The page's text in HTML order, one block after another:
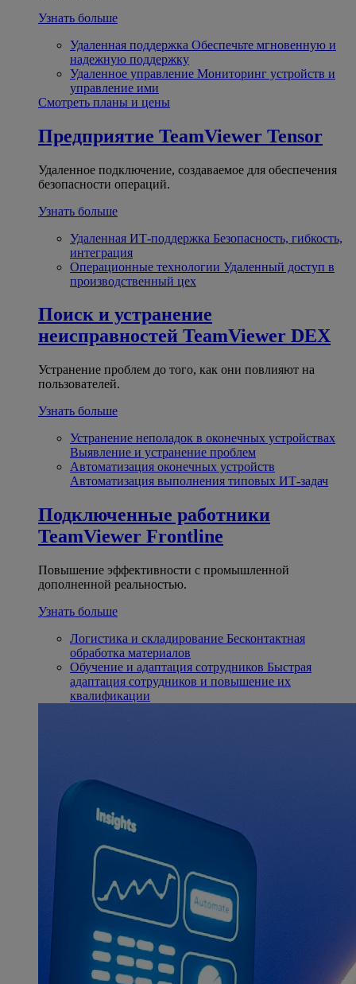
Узнать больше
Удаленная поддержка Обеспечьте мгновенную и
надежную поддержку
Удаленное управление Мониторинг устройств и
управление ими
Смотреть планы и цены
Предприятие TeamViewer Tensor
Удаленное подключение, создаваемое для обеспечения
безопасности операций.
Узнать больше
Удаленная ИТ-поддержка Безопасность, гибкость,
интеграция
Операционные технологии Удаленный доступ в
производственный цех
Поиск и устранение
неисправностей TeamViewer DEX
Устранение проблем до того, как они повлияют на
пользователей.
Узнать больше
Устранение неполадок в оконечных устройствах
Выявление и устранение проблем
Автоматизация оконечных устройств
Автоматизация выполнения типовых ИТ-задач
Подключенные работники
TeamViewer Frontline
Повышение эффективности с промышленной
дополненной реальностью.
Узнать больше
Логистика и складирование Бесконтактная
обработка материалов
Обучение и адаптация сотрудников Быстрая
адаптация сотрудников и повышение их
квалификации